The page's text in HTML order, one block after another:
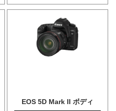
EOS 5D Mark II ボディ